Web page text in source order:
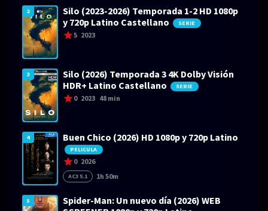
2
Silo (2023-2026) Temporada 1-2 HD 1080p
y 720p Latino Castellano
SERIE
5 2023
3
Silo (2026) Temporada 3 4K Dolby Visión
HDR+ Latino Castellano
SERIE
0 2023 48 min
4 Buen Chico (2026) HD 1080p y 720p Latino
PELICULA
0 2026
AC3 5.1 1h 50m
5
Spider-Man: Un nuevo día (2026) WEB